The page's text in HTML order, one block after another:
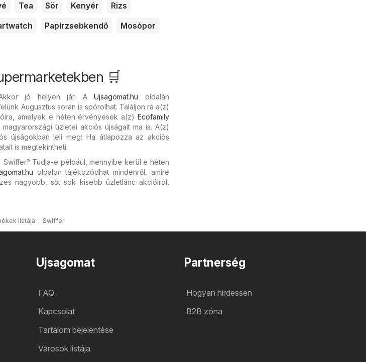
Tea Sör Kenyér
Rizs
Papírzsebkendő
Mosópor
🛒
Akkor jó helyen jár. AUjsagomat.hu oldalán
Augusztus során is spórolhat. Találjon rá a(z)
amelyek e héten érvényesek a(z) Ecofamily
üzletei akciós újságait ma is. A(z)
újságokban leli meg: Ha átlapozza az akciós
is megtekintheti.
Tudja-e például, mennyibe kerül e héten
oldalon tájékozódhat mindenről, amire
nagyobb, sőt sok kisebb üzletlánc akcióiról,
listája Swiffer
Ujsagomat
FAQ
Kapcsolat
Tartalom bejelentése
Városok listája
Partnerség
Hogyan hirdessen
B2B zóna